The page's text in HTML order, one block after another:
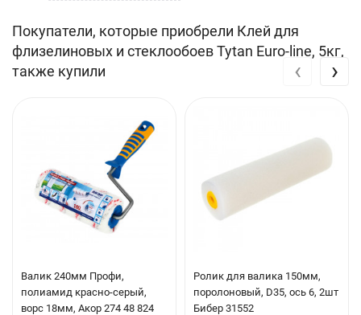
Готов к применению спустя 5 минут
Технические характеристики
Индикатор: Розовый
Время высыхания: 24-48 часов
Способ нанесения: Ручное
Вес: 5 кг
рулонов или оклеиваемой
площади
Покупатели, которые приобрели Клей для
флизелиновых и стеклообоев Tytan Euro-line, 5кг,
также купили
Валик 240мм Профи,
полиамид красно-серый,
ворс 18мм, Акор 274 48 824
Ролик для валика 150мм,
поролоновый, D35, ось 6, 2шт
Бибер 31552
‹ ›